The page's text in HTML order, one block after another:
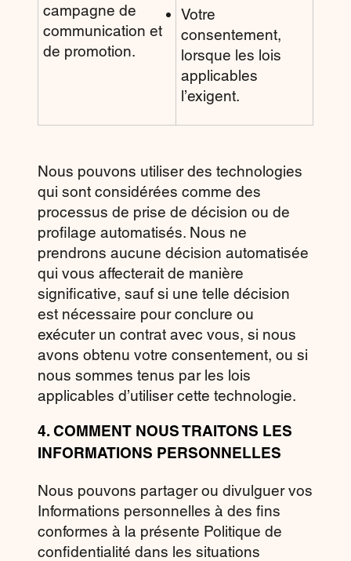
campagne de
communication et
de promotion.
Votre
consentement,
lorsque les lois
applicables
l’exigent.
Nous pouvons utiliser des technologies
qui sont considérées comme des
processus de prise de décision ou de
profilage automatisés. Nous ne
prendrons aucune décision automatisée
qui vous affecterait de manière
significative, sauf si une telle décision
est nécessaire pour conclure ou
exécuter un contrat avec vous, si nous
avons obtenu votre consentement, ou si
nous sommes tenus par les lois
applicables d’utiliser cette technologie.
4. COMMENT NOUS TRAITONS LES
INFORMATIONS PERSONNELLES
Nous pouvons partager ou divulguer vos
Informations personnelles à des fins
conformes à la présente Politique de
confidentialité dans les situations